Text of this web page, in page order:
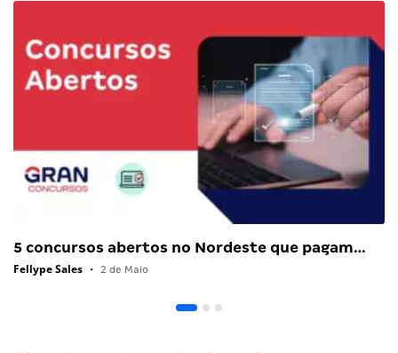
5 concursos abertos no Nordeste que pagam…
Fellype Sales • 2 de Maio